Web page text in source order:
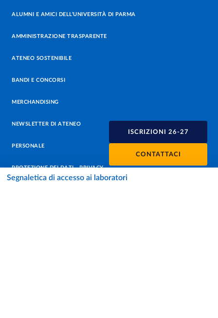
ISCRIZIONI 26-27
CONTATTACI
Segnaletica di accesso ai laboratori
ALUMNI E AMICI DELL’UNIVERSITÀ DI PARMA
AMMINISTRAZIONE TRASPARENTE
ATENEO SOSTENIBILE
BANDI E CONCORSI
MERCHANDISING
NEWSLETTER DI ATENEO
PERSONALE
PROTEZIONE DEI DATI - PRIVACY